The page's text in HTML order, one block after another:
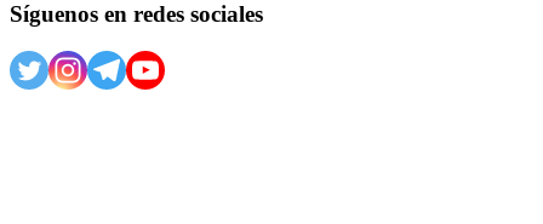
Síguenos en redes sociales